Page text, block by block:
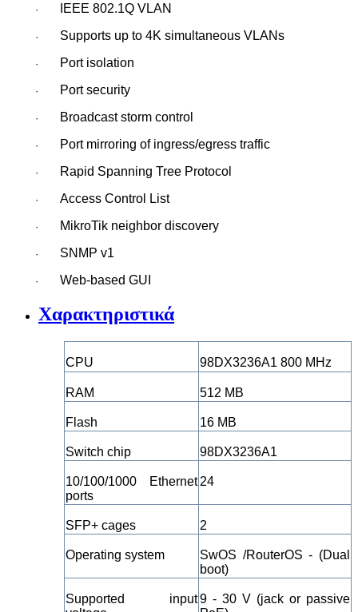
· IEEE 802.1Q VLAN
· Supports up to 4K simultaneous VLANs
· Port isolation
· Port security
· Broadcast storm control
· Port mirroring of ingress/egress traffic
· Rapid Spanning Tree Protocol
· Access Control List
· MikroTik neighbor discovery
· SNMP v1
· Web-based GUI
Χαρακτηριστικά
CPU 98DX3236A1 800 MHz
RAM 512 MB
Flash 16 MB
Switch chip 98DX3236A1
10/100/1000 Ethernet
ports
24
SFP+ cages 2
Operating system
SwOS /RouterOS - (Dual
boot)
Supported input9 - 30 V (jack or passive